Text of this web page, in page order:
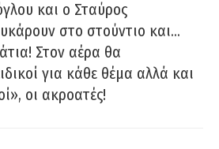
και ο Σταύρος
στο στούντιο και…
Στον αέρα θα
για κάθε θέμα αλλά και
οι ακροατές!